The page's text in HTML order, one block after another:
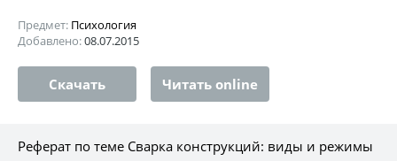
Предмет: Психология
Добавлено:08.07.2015
Скачать Читать online
Реферат по теме Сварка конструкций: виды и режимы